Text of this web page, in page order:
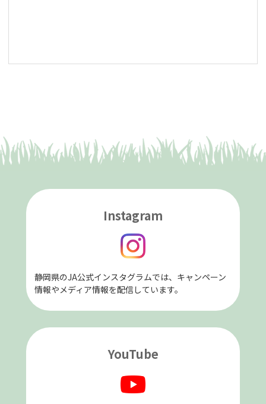
Instagram
静岡県のJA公式インスタグラムでは、キャンペーン
情報やメディア情報を配信しています。
YouTube